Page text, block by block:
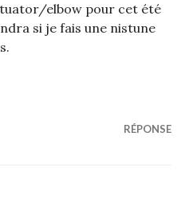
elbow pour cet été
si je fais une nistune
RÉPONSE